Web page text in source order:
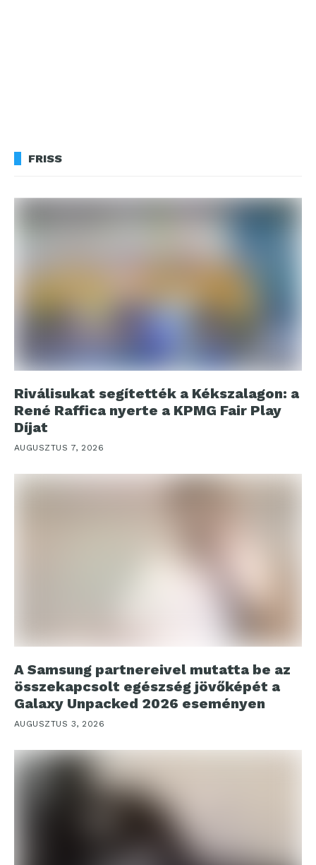
FRISS
Riválisukat segítették a Kékszalagon: a
René Raffica nyerte a KPMG Fair Play
Díjat
AUGUSZTUS 7, 2026
A Samsung partnereivel mutatta be az
összekapcsolt egészség jövőképét a
Galaxy Unpacked 2026 eseményen
AUGUSZTUS 3, 2026